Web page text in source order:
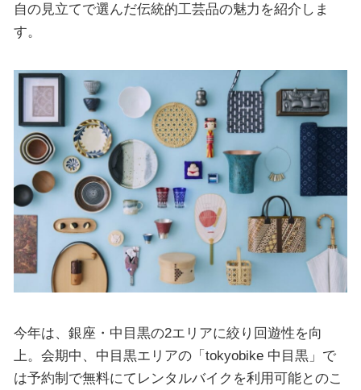
自の見立てで選んだ伝統的工芸品の魅力を紹介しま
す。
今年は、銀座・中目黒の2エリアに絞り回遊性を向
上。会期中、中目黒エリアの「tokyobike 中目黒」で
は予約制で無料にてレンタルバイクを利用可能とのこ